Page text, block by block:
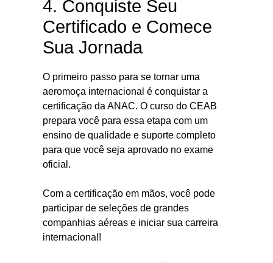
4. Conquiste Seu
Certificado e Comece
Sua Jornada
O primeiro passo para se tornar uma
aeromoça internacional é conquistar a
certificação da ANAC. O curso do CEAB
prepara você para essa etapa com um
ensino de qualidade e suporte completo
para que você seja aprovado no exame
oficial.
Com a certificação em mãos, você pode
participar de seleções de grandes
companhias aéreas e iniciar sua carreira
internacional!